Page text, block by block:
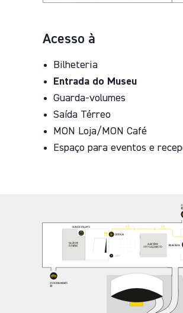
Acesso à
Bilheteria
Entrada do Museu
Guarda-volumes
Saída Térreo
MON Loja/MON Café
Espaço para eventos e